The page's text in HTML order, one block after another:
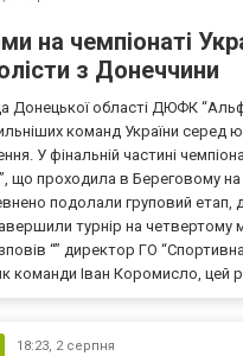
на чемпіонаті
з Донеччини
Донецької області ДЮФК
команд України серед
У фінальній частині
що проходила в Береговому на
подолали груповий етап,
турнір на четвертому
“” директор ГО
команди Іван Коромисло, цей
18:23, 2 серпня